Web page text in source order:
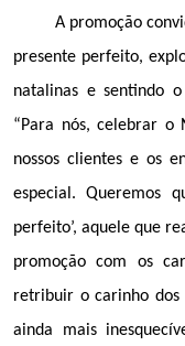
A promoção
presente perfeito,
natalinas e sentindo
“Para nós, celebrar
nossos clientes e os
especial. Queremos
perfeito’, aquele que
promoção com os
retribuir o carinho
ainda mais